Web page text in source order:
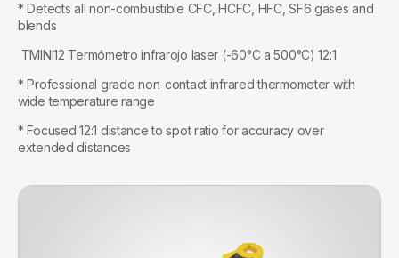
* Detects all non-combustible CFC, HCFC, HFC, SF6 gases and
blends
TMINI12 Termómetro infrarojo laser (-60°C a 500°C) 12:1
* Professional grade non-contact infrared thermometer with
wide temperature range
* Focused 12:1 distance to spot ratio for accuracy over
extended distances